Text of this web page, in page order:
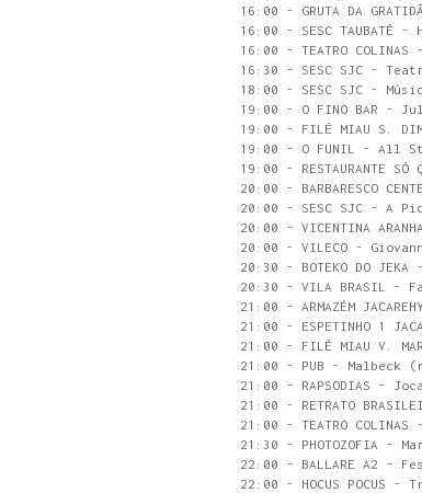
16:00 - GRUTA DA
16:00 - SESC
16:00 - TEATRO
16:30 - SESC SJC -
18:00 - SESC SJC -
19:00 - O FINO BAR -
19:00 - FILÉ MIAU S.
19:00 - O FUNIL - All
19:00 - RESTAURANTE
20:00 - BARBARESCO
20:00 - SESC SJC - A
20:00 - VICENTINA
20:00 - VILECO -
20:30 - BOTEKO DO
20:30 - VILA BRASIL -
21:00 - ARMAZÉM
21:00 - ESPETINHO 1
21:00 - FILÉ MIAU V.
21:00 - PUB - Malbeck
21:00 - RAPSODIAS -
21:00 - RETRATO
21:00 - TEATRO
21:30 - PHOTOZOFIA -
22:00 - BALLARE A2 -
22:00 - HOCUS POCUS